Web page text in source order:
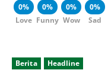
0%
Love
0%
Funny
0%
Wow
0%
Sad
Berita Headline